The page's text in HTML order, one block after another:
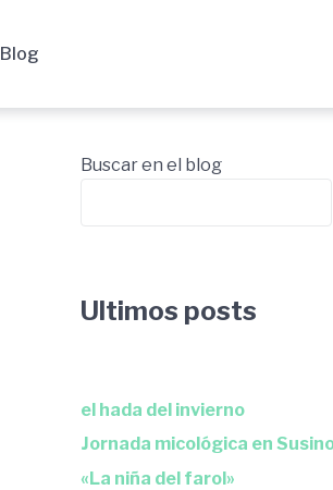
Blog
Buscar en el blog
Ultimos posts
el hada del invierno
Jornada micológica en
«La niña del farol»